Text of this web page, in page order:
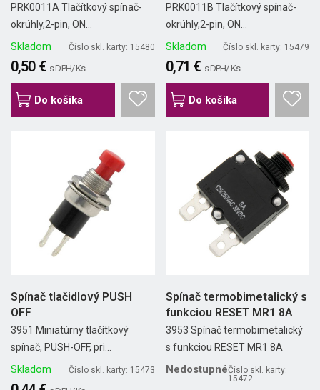
PRK0011A Tlačítkový spínač-
okrúhly,2-pin, ON...
Skladom Číslo skl. karty: 15480
0,50 € s DPH/ Ks
Do košíka
PRK0011B Tlačítkový spínač-
okrúhly,2-pin, ON...
Skladom Číslo skl. karty: 15479
0,71 € s DPH/ Ks
Do košíka
Spínač tlačidlový PUSH
OFF
3951 Miniatúrny tlačítkový
spínač, PUSH-OFF, pri...
Skladom Číslo skl. karty: 15473
Spínač termobimetalický s
funkciou RESET MR1 8A
3953 Spínač termobimetalický
s funkciou RESET MR1 8A
NedostupnéČíslo skl. karty:
15472